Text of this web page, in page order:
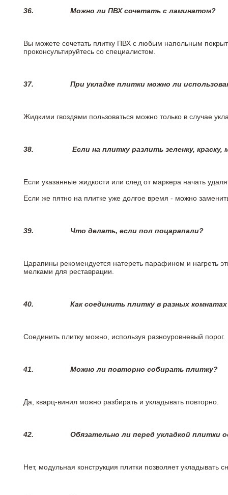
36. Можно ли ПВХ сочетать с ламинатом?
Вы можете сочетать плитку ПВХ с любым напольным
проконсультируйтесь со специалистом.
37. При укладке плитки можно ли
Жидкими гвоздями пользоваться можно только в случае
38. Если на плитку разлить зеленку,
Если указанные жидкости или след от маркера начать
Если же пятно на плитке уже долгое время - можно
39. Что делать, если пол поцарапали?
Царапины рекомендуется натереть парафином и нагреть
мелками для реставрации.
40. Как соединить плитку в разных
Соединить плитку можно, используя разноуровневый порог.
41. Можно ли повторно собирать плитку?
Да, кварц-винил можно разбирать и укладывать повторно.
42. Обязательно ли перед укладкой плитки
Нет, модульная конструкция плитки позволяет